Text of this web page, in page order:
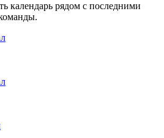
календарь рядом с последними